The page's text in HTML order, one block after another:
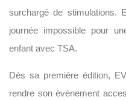
surchargé de stimulations.
journée impossible pour
enfant avec TSA.
Dès sa première édition,
rendre son événement